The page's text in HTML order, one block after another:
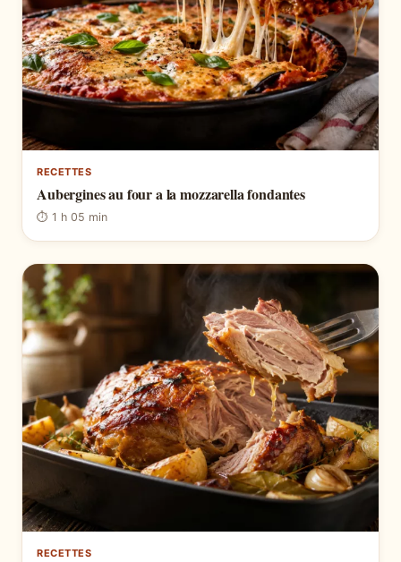
RECETTES
Aubergines au four a la mozzarella fondantes
⏱ 1 h 05 min
RECETTES